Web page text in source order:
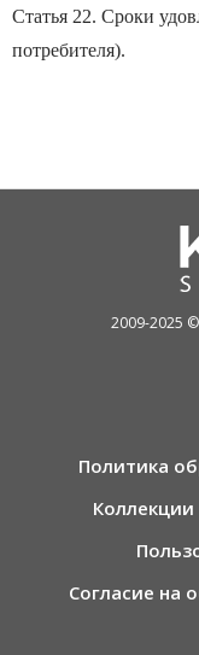
Статья 22. Сроки
потребителя).
2009-2025
Политика
Коллекции
Согласие на